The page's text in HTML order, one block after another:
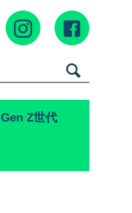
Gen Z世代